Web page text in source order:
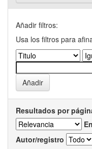
Añadir filtros:
Usa los filtros para
Resultados por
Autor/registro